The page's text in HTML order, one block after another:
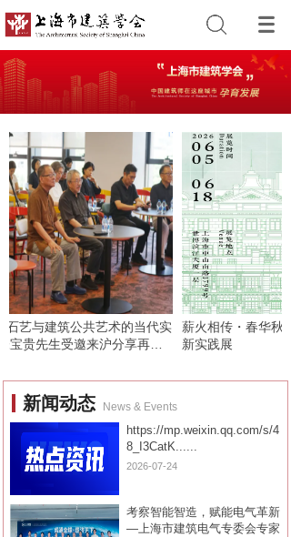
首页
艺与建筑公共艺术的当代实
贵先生受邀来沪分享再生
薪火相传・春华秋
新实践展
https://mp.weixin.qq.com/s/4
8_I3CatK......
2026-07-24
考察智能智造，赋能电气革新
—上海市建筑电气专委会专家
News & Events
新闻动态